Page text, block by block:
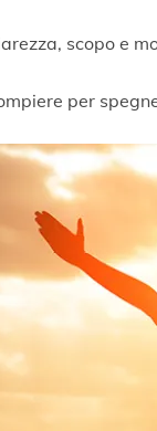
scopo e
per